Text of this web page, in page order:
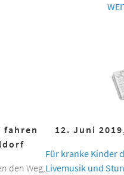
fahren
den Weg,
12. Juni
Für kranke Kinder
Livemusik und